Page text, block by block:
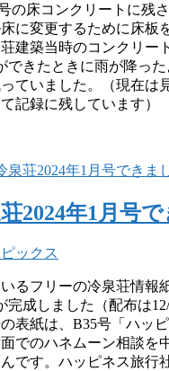
の床コンクリートに残
に変更するために床板
建築当時のコンクリー
できたときに雨が降っ
ていました。（現在は
記録に残しています）
2024年1月号
ックス
るフリーの冷泉荘情報
完成しました（配布は
表紙は、B35号「ハッ
でのハネムーン相談を
です。ハッピネス旅行